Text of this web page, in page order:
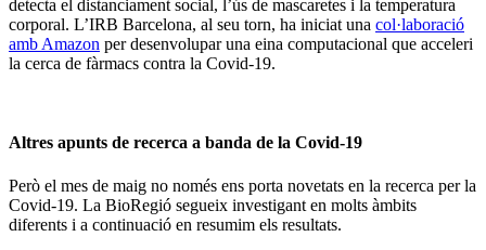
detecta el distanciament social, l’ús de mascaretes i la temperatura
corporal. L’IRB Barcelona, al seu torn, ha iniciat una col·laboració
amb Amazon per desenvolupar una eina computacional que acceleri
la cerca de fàrmacs contra la Covid-19.
Altres apunts de recerca a banda de la Covid-19
Però el mes de maig no només ens porta novetats en la recerca per la
Covid-19. La BioRegió segueix investigant en molts àmbits
diferents i a continuació en resumim els resultats.